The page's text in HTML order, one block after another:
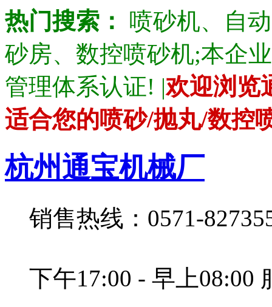
热门搜索：
喷砂机、自
砂房、数控喷砂机;本企
管理体系认证! |欢迎浏览
适合您的喷砂/抛丸/数控
杭州通宝机械厂
销售热线：0571-
下午17:00 - 早上08:00